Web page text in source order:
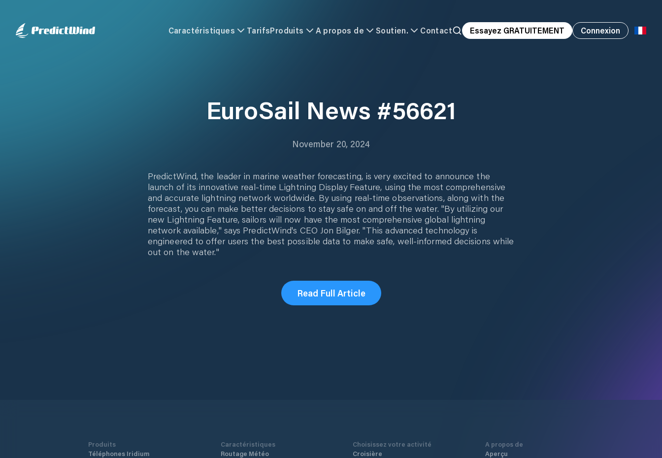
Caractéristiques TarifsProduits A propos de Soutien. Contact Essayez GRATUITEMENT Connexion
EuroSail News #56621
November 20, 2024
PredictWind, the leader in marine weather forecasting, is very excited to announce the
launch of its innovative real-time Lightning Display Feature, using the most comprehensive
and accurate lightning network worldwide. By using real-time observations, along with the
forecast, you can make better decisions to stay safe on and off the water. "By utilizing our
new Lightning Feature, sailors will now have the most comprehensive global lightning
network available," says PredictWind's CEO Jon Bilger. "This advanced technology is
engineered to offer users the best possible data to make safe, well-informed decisions while
out on the water."
Read Full Article
Produits
Téléphones Iridium
Caractéristiques
Routage Météo
Choisissez votre activité
Croisière
A propos de
Aperçu